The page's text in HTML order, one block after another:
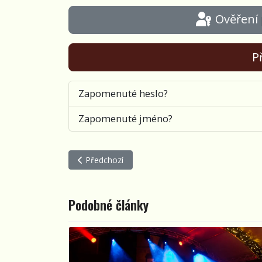
Zapomenuté heslo?
Zapomenuté jméno?
Předchozí článek: Skupina Naboso uvedla
Předchozí
Podobné články